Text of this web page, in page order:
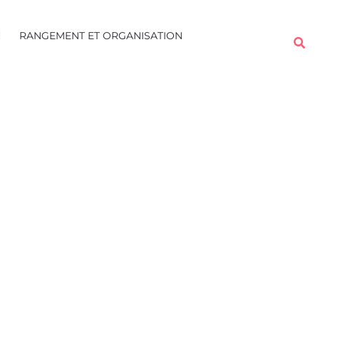
RANGEMENT ET ORGANISATION
Rechercher